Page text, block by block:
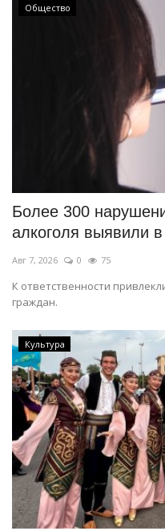
Общество
Более 300
алкоголя выявили
Авг 7, 2026 0 75
К ответственности
граждан.
Культура